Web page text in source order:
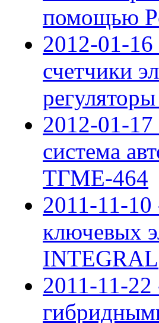
помощью
2012-01-
счетчики
2012-01-
система
ТГМЕ-464
2011-11-10
ключевых
INTEGRAL
2011-11-22